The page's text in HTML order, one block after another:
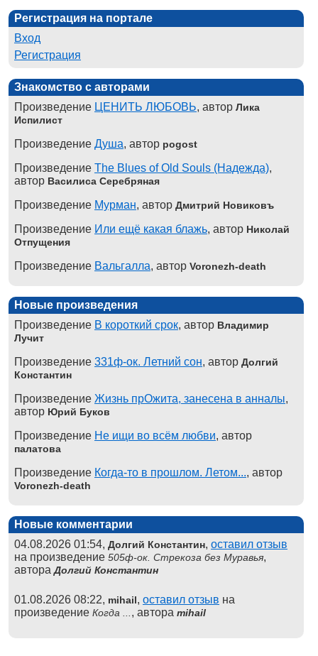
Регистрация на портале
Вход
Регистрация
Знакомство с авторами
Произведение ЦЕНИТЬ ЛЮБОВЬ, автор Лика
Испилист
Произведение Душа, автор pogost
Произведение The Blues of Old Souls (Надежда),
автор Василиса Серебряная
Произведение Мурман, автор Дмитрий Новиковъ
Произведение Или ещё какая блажь, автор Николай
Отпущения
Произведение Вальгалла, автор Voronezh-death
Новые произведения
Произведение В короткий срок, автор Владимир
Лучит
Произведение 331ф-ок. Летний сон, автор Долгий
Константин
Произведение Жизнь прОжита, занесена в анналы,
автор Юрий Буков
Произведение Не ищи во всём любви, автор
палатова
Произведение Когда-то в прошлом. Летом..., автор
Voronezh-death
Новые комментарии
04.08.2026 01:54, Долгий Константин, оставил отзыв
на произведение 505ф-ок. Стрекоза без Муравья,
автораДолгий Константин
01.08.2026 08:22, mihail, оставил отзыв на
произведение Когда ... , автора mihail